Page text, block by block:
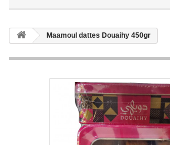
Maamoul dattes Douaihy 450gr